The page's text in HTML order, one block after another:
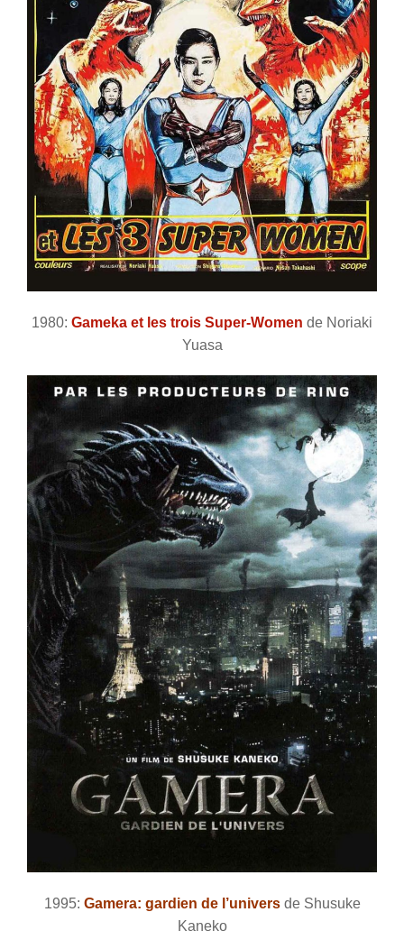
1980: Gameka et les trois Super-Women de Noriaki
Yuasa
1995: Gamera: gardien de l’universde Shusuke
Kaneko